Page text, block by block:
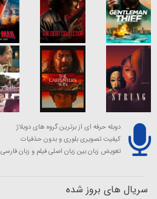
دوبله حرفه ای از برترین گروه های دوبلاژ
کیفیت تصویری بلوری و بدون حذفیات
تعویض زبان بین زبان اصلی فیلم و زبان فارسی
سریال های بروز شده